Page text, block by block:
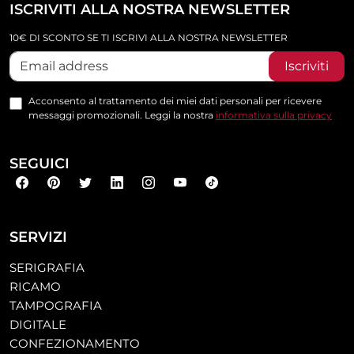
SERVIZI
SERIGRAFIA
RICAMO
TAMPOGRAFIA
DIGITALE
CONFEZIONAMENTO
ISCRIVITI ALLA NOSTRA NEWSLETTER
10€ DI SCONTO SE TI ISCRIVI ALLA NOSTRA NEWSLETTER
Iscriviti
Acconsento al trattamento dei miei dati personali per ricevere
messaggi promozionali. Leggi la nostra informativa sulla privacy
SEGUICI